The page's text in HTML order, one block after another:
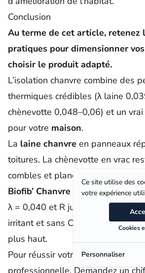
Conclusion
Au terme de cet article, retenez
pratiques pour dimensionner
choisir le produit adapté.
L’isolation chanvre combine des
thermiques crédibles (λ laine
chènevotte 0,048–0,06) et un vrai
pour votre maison.
La laine chanvre en panneaux
toitures. La chènevotte en vrac
combles et planchers.
Biofib’ Chanvre propose un
λ = 0,040 et R jusqu’à 5 (200
irritant et sans COV, conditions et
plus haut.
Pour réussir votre
rénovation ,
professionnelle. Demandez un
Ce site utilise des
votre expérience
Cookies
Personnaliser